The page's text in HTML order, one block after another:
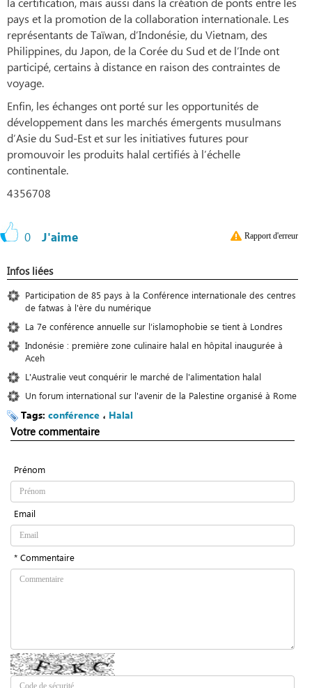
pays et la promotion de la collaboration internationale. Les
représentants de Taïwan, d’Indonésie, du Vietnam, des
Philippines, du Japon, de la Corée du Sud et de l’Inde ont
participé, certains à distance en raison des contraintes de
voyage.
Enfin, les échanges ont porté sur les opportunités de
développement dans les marchés émergents musulmans
d’Asie du Sud-Est et sur les initiatives futures pour
promouvoir les produits halal certifiés à l’échelle
continentale.
4356708
0 J'aime Rapport d'erreur
Infos liées
Participation de 85 pays à la Conférence internationale des centres
de fatwas à l'ère du numérique
La 7e conférence annuelle sur l’islamophobie se tient à Londres
Indonésie : première zone culinaire halal en hôpital inaugurée à
Aceh
L'Australie veut conquérir le marché de l'alimentation halal
Un forum international sur l'avenir de la Palestine organisé à Rome
Tags: conférence ، Halal
Votre commentaire
Prénom
Email
* Commentaire